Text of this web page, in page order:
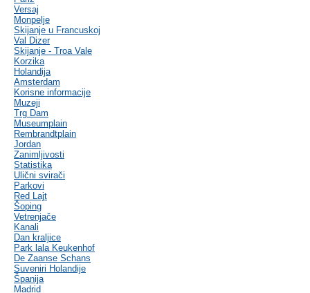
Versaj
Monpelje
Skijanje u Francuskoj
Val Dizer
Skijanje - Troa Vale
Korzika
Holandija
Amsterdam
Korisne informacije
Muzeji
Trg Dam
Museumplain
Rembrandtplain
Jordan
Zanimljivosti
Statistika
Ulični svirači
Parkovi
Red Lajt
Šoping
Vetrenjače
Kanali
Dan kraljice
Park lala Keukenhof
De Zaanse Schans
Suveniri Holandije
Španija
Madrid